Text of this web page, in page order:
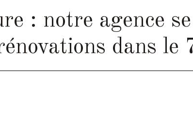
: notre agence
dans le